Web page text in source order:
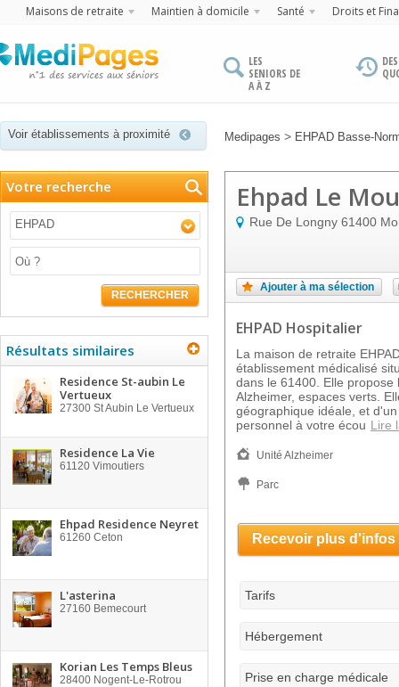
Maisons de retraite Maintien à domicile Santé Droits et
LES
SENIORS DE
A À Z
Voir établissements à proximité Medipages > EHPAD Basse-
Votre recherche
EHPAD
RECHERCHER
Résultats similaires
Residence St-aubin Le
Vertueux
27300 St Aubin Le Vertueux
Residence La Vie
61120 Vimoutiers
Ehpad Residence Neyret
61260 Ceton
L'asterina
27160 Bemecourt
Korian Les Temps Bleus
28400 Nogent-Le-Rotrou
Ehpad Le
Rue De Longny 61400
Ajouter à ma sélection
EHPAD Hospitalier
La maison de retraite
établissement médicalisé
dans le 61400. Elle
Alzheimer, espaces verts.
géographique idéale, et
personnel à votre écou Lire
Unité Alzheimer
Parc
Recevoir plus d'infos
Tarifs
Hébergement
Prise en charge médicale